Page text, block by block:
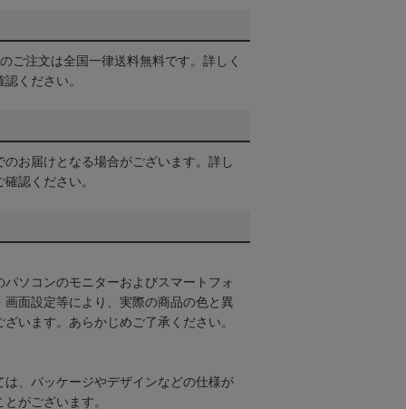
ご注文は全国一律送料無料です。詳しく
認ください。
お届けとなる場合がございます。詳し
確認ください。
ソコンのモニターおよびスマートフォ
画面設定等により、実際の商品の色と異
います。あらかじめご了承ください。
は、パッケージやデザインなどの仕様が
がございます。